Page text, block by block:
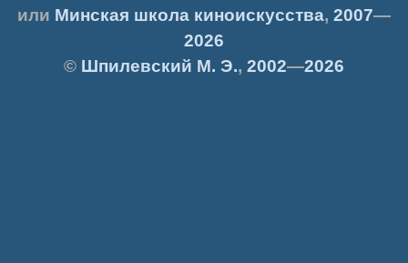
или Минская школа киноискусства, 2007—
2026
© Шпилевский М. Э., 2002—2026